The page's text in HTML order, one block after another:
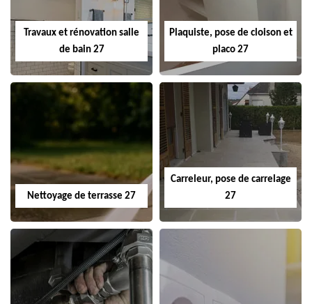
Travaux et rénovation salle
de bain 27
Plaquiste, pose de cloison et
placo 27
Nettoyage de terrasse 27
Carreleur, pose de carrelage
27